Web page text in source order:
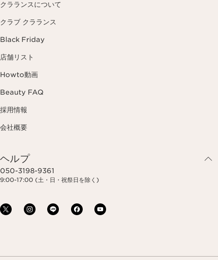
クラランスについて
クラブ クラランス
Black Friday
店舗リスト
Howto動画
Beauty FAQ
採用情報
会社概要
ヘルプ
050-3198-9361
9:00-17:00 (土・日・祝祭日を除く)